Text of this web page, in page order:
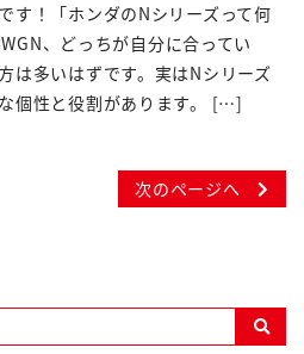
す！「ホンダのNシリーズって何
、どっちが自分に合ってい
は多いはずです。実はNシリーズ
個性と役割があります。 […]
次のページへ